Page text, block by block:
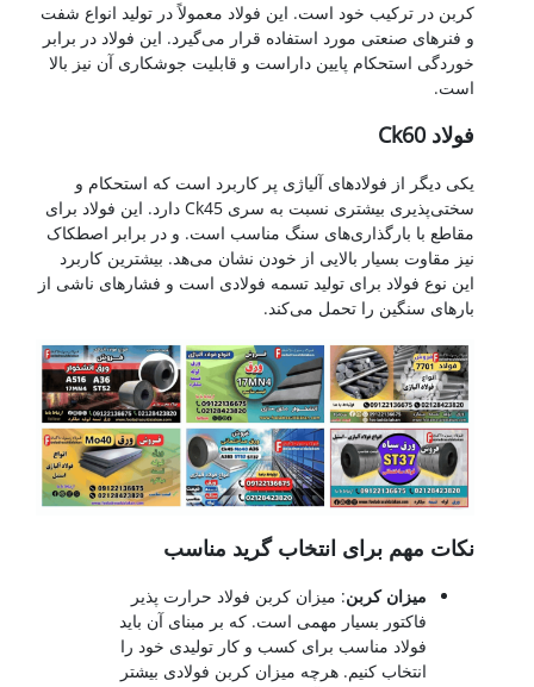
کربن در ترکیب خود است. این فولاد معمولاً در تولید انواع شفت
و فنرهای صنعتی مورد استفاده قرار می‌گیرد. این فولاد در برابر
خوردگی استحکام پایین داراست و قابلیت جوشکاری آن نیز بالا
است.
فولاد Ck60
یکی دیگر از فولادهای آلیاژی پر کاربرد است که استحکام و
سختی‌پذیری بیشتری نسبت به سری Ck45 دارد. این فولاد برای
مقاطع با بارگذاری‌های سنگ مناسب است. و در برابر اصطکاک
نیز مقاوت بسیار بالایی از خودن نشان می‌هد. بیشترین کاربرد
این نوع فولاد برای تولید تسمه فولادی است و فشارهای ناشی از
بارهای سنگین را تحمل می‌کند.
نکات مهم برای انتخاب گرید مناسب
میزان کربن: میزان کربن فولاد حرارت پذیر
فاکتور بسیار مهمی است. که بر مبنای آن باید
فولاد مناسب برای کسب و کار تولیدی خود را
انتخاب کنیم. هرچه میزان کربن فولادی بیشتر